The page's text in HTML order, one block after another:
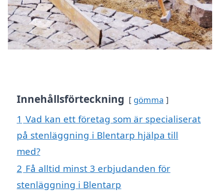
Innehållsförteckning gömma
1 Vad kan ett företag som är specialiserat
på stenläggning i Blentarp hjälpa till
med?
2 Få alltid minst 3 erbjudanden för
stenläggning i Blentarp